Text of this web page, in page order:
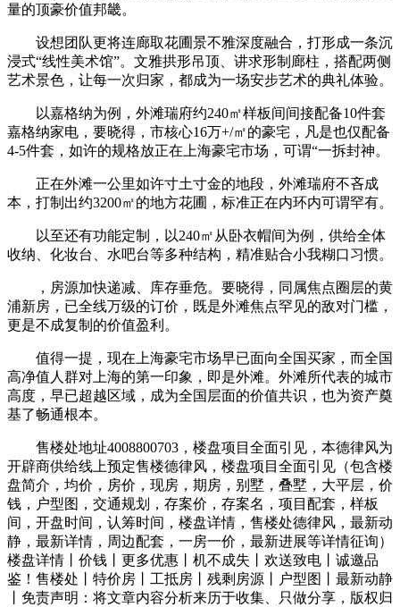
量的顶豪价值邦畿。
设想团队更将连廊取花圃景不雅深度融合，打形成一条沉
浸式“线性美术馆”。文雅拱形吊顶、讲求形制廊柱，搭配两侧
艺术景色，让每一次归家，都成为一场安步艺术的典礼体验。
以嘉格纳为例，外滩瑞府约240㎡样板间间接配备10件套
嘉格纳家电，要晓得，市核心16万+/㎡的豪宅，凡是也仅配备
4-5件套，如许的规格放正在上海豪宅市场，可谓“一拆封神。
正在外滩一公里如许寸土寸金的地段，外滩瑞府不吝成
本，打制出约3200㎡的地方花圃，标准正在内环内可谓罕有。
以至还有功能定制，以240㎡从卧衣帽间为例，供给全体
收纳、化妆台、水吧台等多种结构，精准贴合小我糊口习惯。
，房源加快递减、库存垂危。要晓得，同属焦点圈层的黄
浦新房，已全线万级的订价，既是外滩焦点罕见的敌对门槛，
更是不成复制的价值盈利。
值得一提，现在上海豪宅市场早已面向全国买家，而全国
高净值人群对上海的第一印象，即是外滩。外滩所代表的城市
高度，早已超越区域，成为全国层面的价值共识，也为资产奠
基了畅通根本。
售楼处地址4008800703，楼盘项目全面引见，本德律风为
开辟商供给线上预定售楼德律风，楼盘项目全面引见（包含楼
盘简介，均价，房价，现房，期房，别墅，叠墅，大平层，价
钱，户型图，交通规划，存案价，存案名，项目配套，样板
间，开盘时间，认筹时间，楼盘详情，售楼处德律风，最新动
静，最新详情，周边配套，一房一价，最新进展等详情征询）
楼盘详情丨价钱丨更多优惠丨机不成失丨欢送致电丨诚邀品
鉴！售楼处丨特价房丨工抵房丨残剩房源丨户型图丨最新动静
丨免责声明：将文章内容分析来历于收集、只做分享，版权归